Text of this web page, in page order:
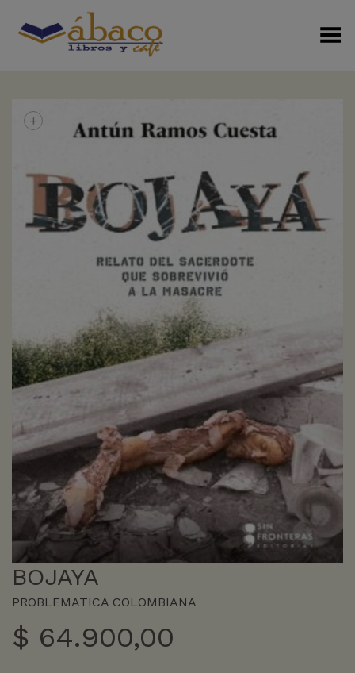
Menú Alterno
+
BOJAYA
PROBLEMATICA COLOMBIANA
$ 64.900,00